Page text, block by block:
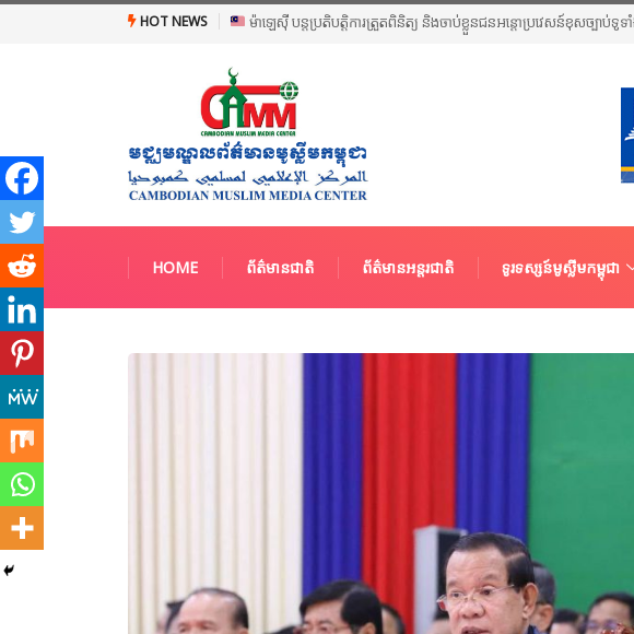
HOT NEWS ម៉ាឡេស៊ី បន្តប្រតិបត្តិការត្រួតពិនិត្យ និងចាប់ខ្លួនជនអន្តោប្រវេសន៍ខុសច្បាប់ទូទ
HOME ព័ត៌មានជាតិ ព័ត៌មានអន្តរជាតិ ទូរទស្សន៍មូស្លីមកម្ពុជា